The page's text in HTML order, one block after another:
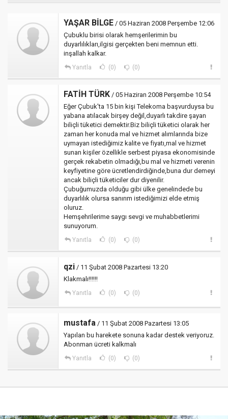
YAŞAR BİLGE / 05 Haziran 2008 Perşembe 12:06
Çubuklu birisi olarak hemşerilerimin bu
duyarlılıkları,ilgisi gerçekten beni memnun etti.
inşallah kalkar.
Yanıtla (0) (0)
FATİH TÜRK / 05 Haziran 2008 Perşembe 10:54
Eğer Çubuk'ta 15 bin kişi Telekoma başvurduysa bu
yabana atılacak birşey değil,duyarlı takdire şayan
biliçli tüketici demektir.Biz biliçli tüketici olarak her
zaman her konuda mal ve hizmet alımlarında bize
uymayan istediğimiz kalite ve fiyatı,mal ve hizmet
sunan kişiler özellikle serbest piyasa ekonomisinde
gerçek rekabetin olmadığı,bu mal ve hizmeti verenin
keyfiyetine göre ücretlendirdiğinde,buna dur demeyi
ancak biliçli tüketiciler dur diyenilir.
Çubuğumuzda olduğu gibi ülke genelindede bu
duyarlılık olursa sanırım istediğimizi elde etmiş
oluruz.
Hemşehrilerime saygı sevgi ve muhabbetlerimi
sunuyorum.
Yanıtla (0) (0)
qzi / 11 Şubat 2008 Pazartesi 13:20
Klakmalı!!!!!!
Yanıtla (0) (0)
mustafa / 11 Şubat 2008 Pazartesi 13:05
Yapılan bu harekete sonuna kadar destek veriyoruz.
Abonman ücreti kalkmalı
Yanıtla (0) (0)